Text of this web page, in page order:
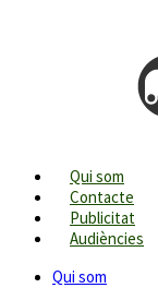
Qui som
Contacte
Publicitat
Audiències
Qui som